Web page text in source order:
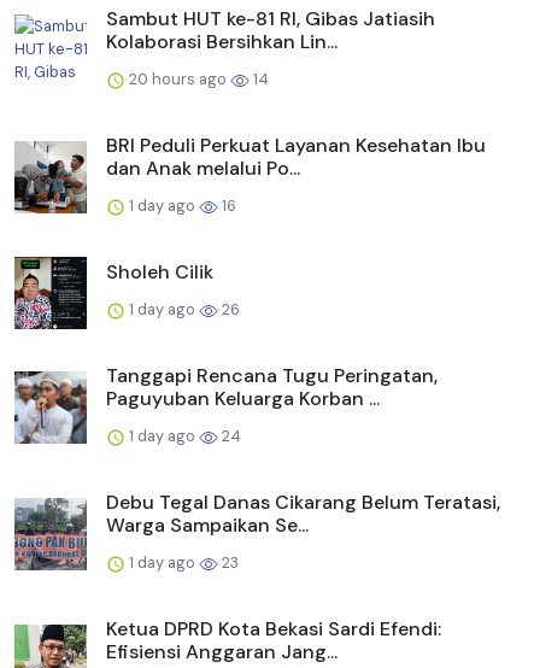
Sambut HUT ke-81 RI, Gibas Jatiasih
Kolaborasi Bersihkan Lin...
20 hours ago 14
BRI Peduli Perkuat Layanan Kesehatan Ibu
dan Anak melalui Po...
1 day ago 16
Sholeh Cilik
1 day ago 26
Tanggapi Rencana Tugu Peringatan,
Paguyuban Keluarga Korban ...
1 day ago 24
Debu Tegal Danas Cikarang Belum Teratasi,
Warga Sampaikan Se...
1 day ago 23
Ketua DPRD Kota Bekasi Sardi Efendi:
Efisiensi Anggaran Jang...